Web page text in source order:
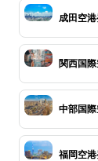
成田空
関西国
中部国
福岡空